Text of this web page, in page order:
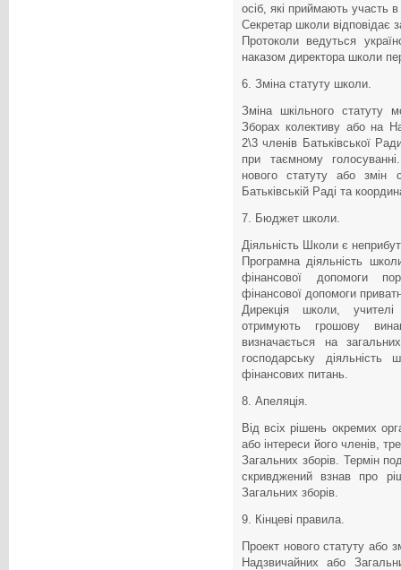
осіб, які приймають участь
Секретар школи відповідає
Протоколи ведуться
наказом директора школи
6. Зміна статуту школи.
Зміна шкільного статуту
Зборах колективу або на
2\3 членів Батьківської
при таємному
нового статуту або змін
Батьківській Раді та
7. Бюджет школи.
Діяльність Школи є
Програмна діяльність
фінансової допомоги
фінансової допомоги
Дирекція школи,
отримують грошову
визначається на
господарську діяльність
фінансових питань.
8. Апеляція.
Від всіх рішень окремих
або інтереси його членів,
Загальних зборів. Термін
скривджений взнав про
Загальних зборів.
9. Кінцеві правила.
Проект нового статуту або
Надзвичайних або